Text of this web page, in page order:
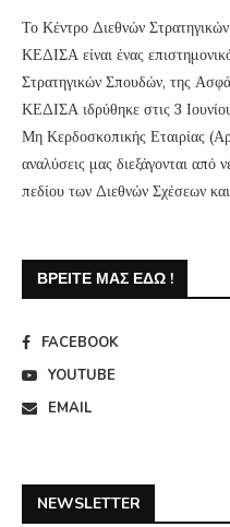
Το Κέντρο Διεθνών
ΚΕΔΙΣΑ είναι ένας
Στρατηγικών Σπουδών, της
ΚΕΔΙΣΑ ιδρύθηκε στις 3
Μη Κερδοσκοπικής Εταιρίας
αναλύσεις μας διεξάγονται από
πεδίου των Διεθνών Σχέσεων
ΒΡΕΊΤΕ ΜΑΣ ΕΔΏ !
FACEBOOK
YOUTUBE
EMAIL
NEWSLETTER